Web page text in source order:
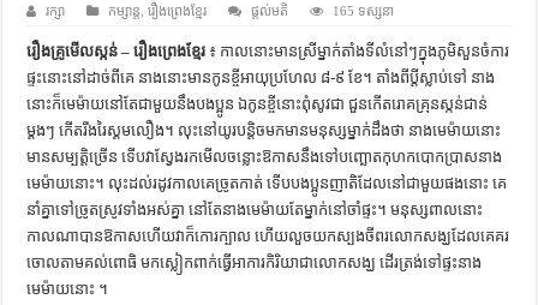
ដើមកំណើតអង្គរ – សៀវភៅចំណេះដឹងទូទៅ
ដើមកំណើតជនជាតិខ្មែរ – អត្ថបទស្រាវជ្រាវ
ទំនាក់ទំនងកម្ពុជានិងចិន – សៀវភៅចំណេះដឹងទូទៅ
ព្រះបាទធម្មិក – សៀវភៅចំណេះដឹងទូទៅ
រដ្ឋបាល និង រដ្ឋបាលវិមជ្ឈការ – អត្ថបទស្រាវជ្រាវ
ការស្វែងយល់អំពី ល្ខោនខោល – សៀវភៅចំណេះដឹងទូទៅ
រក្សា កម្សាន្ត ,រឿងព្រេងខ្មែរ ផ្តល់មតិ 165 ទស្សនា
រឿងគ្រូមើលស្កន់ – រឿងព្រេងខ្មែរ ៖ កាល​នោះ​មាន​ស្រី​ម្នាក់​តាំង​ទីលំនៅៗ​ក្នុង​ភូមិ​សួន​ចំការ
ផ្ទះ​នោះ​នៅ​ដាច់​ពី​គេ នាង​នោះ​មាន​កូន​ខ្ចី​អាយុ​ប្រហែល ៨-៩ ខែ។ តាំង​ពី​ប្ដី​ស្លាប់​ទៅ នាង​
នោះ​ក៏​មេម៉ាយ​នៅ​តែ​ជាមួយ​នឹង​បងប្អូន ឯ​កូន​ខ្ចី​នោះ​ពុំ​សូវ​ជា ជួន​កើត​រោគ​គ្រុន​ស្កន់​ជាន់​
ម្ដងៗ កើត​រីងរៃ​ស្គម​លឿង​។ លុះ​នៅ​យូរ​បន្តិច​មក​មានម​នុស្ស​ម្នាក់​ដឹង​ថា នាង​មេម៉ាយ​នោះ​
មាន​សម្បត្តិ​ច្រើន ទើប​វា​ស្វែង​រក​មើល​ចន្លោះ​ឱកាស​នឹង​ទៅ​បញ្ឆោត​កុហក​បោក​ប្រាស​នាង​
មេម៉ាយ​នោះ។ លុះ​ដល់​រដូវ​កាល​គេ​ច្រូត​កាត់ ទើប​បង​ប្អូន​ញាតិ​ដែល​នៅ​ជា​មួយ​ផង​នោះ គេ​
នាំ​គ្នា​ទៅ​ច្រូត​ស្រូវ​ទាំង​អស់​គ្នា នៅ​តែ​នាង​មេម៉ាយ​តែ​ម្នាក់​នៅ​ចាំ​ផ្ទះ។ មនុស្ស​ពាល​នោះ
កាល​ណា​បាន​ឱកាស​ហើយ​វា​ក៏​កោរ​ក្បាល ហើយ​លួច​យក​ស្បង​ចីពរ​លោក​សង្ឃ​ដែល​គេ​គរ​
ចោល​តាម​គល់​ពោធិ មក​ស្លៀក​ពាក់​ធ្វើ​អាការ​កិរិយា​ជា​លោក​សង្ឃ ដើរ​ត្រង់​ទៅ​ផ្ទះ​នាង​
មេម៉ាយ​នោះ ។